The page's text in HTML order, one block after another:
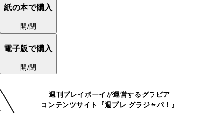
紙の本で購入
開/閉
電子版で購入
開/閉
週刊プレイボーイが運営するグラビア
コンテンツサイト『週プレ グラジャパ！』